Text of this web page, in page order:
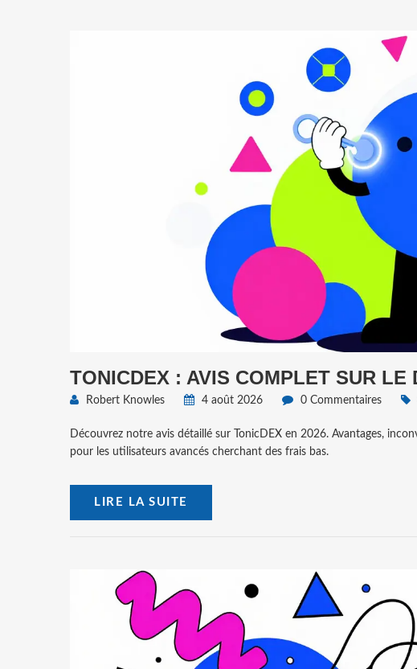
TONICDEX : AVIS COMPLET SUR LE
Robert Knowles 4 août 2026 0 Commentaires
Découvrez notre avis détaillé sur TonicDEX en 2026. Avantages,
pour les utilisateurs avancés cherchant des frais bas.
LIRE LA SUITE